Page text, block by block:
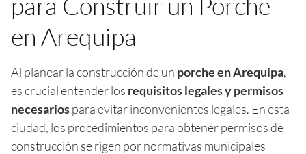
en Arequipa
Al planear la construcción de un porche en Arequipa,
es crucial entender los requisitos legales y permisos
necesariospara evitar inconvenientes legales. En esta
ciudad, los procedimientos para obtener permisos de
construcción se rigen por normativas municipales